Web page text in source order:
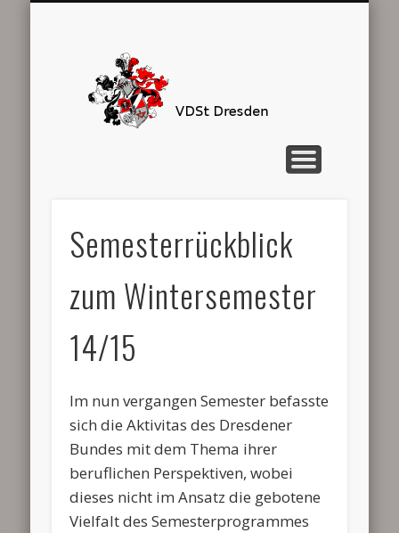
Semesterrückblick
zum Wintersemester
14/15
Im nun vergangen Semester befasste
sich die Aktivitas des Dresdener
Bundes mit dem Thema ihrer
beruflichen Perspektiven, wobei
dieses nicht im Ansatz die gebotene
Vielfalt des Semesterprogrammes